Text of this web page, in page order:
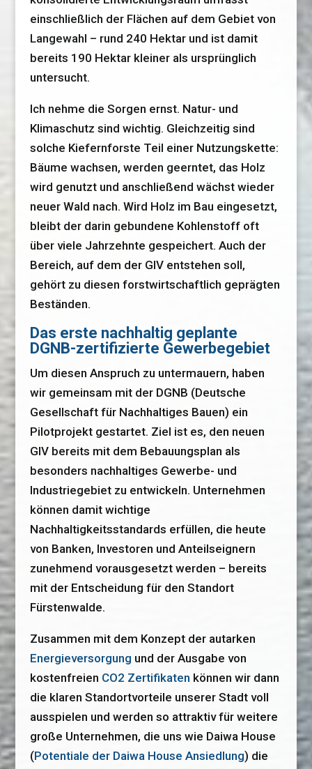
einschließlich der Flächen auf dem Gebiet von
Langewahl – rund 240 Hektar und ist damit
bereits 190 Hektar kleiner als ursprünglich
untersucht.
Ich nehme die Sorgen ernst. Natur- und
Klimaschutz sind wichtig. Gleichzeitig sind
solche Kiefernforste Teil einer Nutzungskette:
Bäume wachsen, werden geerntet, das Holz
wird genutzt und anschließend wächst wieder
neuer Wald nach. Wird Holz im Bau eingesetzt,
bleibt der darin gebundene Kohlenstoff oft
über viele Jahrzehnte gespeichert. Auch der
Bereich, auf dem der GIV entstehen soll,
gehört zu diesen forstwirtschaftlich geprägten
Beständen.
Das erste nachhaltig geplante
DGNB-zertifizierte Gewerbegebiet
Um diesen Anspruch zu untermauern, haben
wir gemeinsam mit der DGNB (Deutsche
Gesellschaft für Nachhaltiges Bauen) ein
Pilotprojekt gestartet. Ziel ist es, den neuen
GIV bereits mit dem Bebauungsplan als
besonders nachhaltiges Gewerbe- und
Industriegebiet zu entwickeln. Unternehmen
können damit wichtige
Nachhaltigkeitsstandards erfüllen, die heute
von Banken, Investoren und Anteilseignern
zunehmend vorausgesetzt werden – bereits
mit der Entscheidung für den Standort
Fürstenwalde.
Zusammen mit dem Konzept der autarken
Energieversorgung und der Ausgabe von
kostenfreien CO2 Zertifikaten können wir dann
die klaren Standortvorteile unserer Stadt voll
ausspielen und werden so attraktiv für weitere
große Unternehmen, die uns wie Daiwa House
(Potentiale der Daiwa House Ansiedlung) die